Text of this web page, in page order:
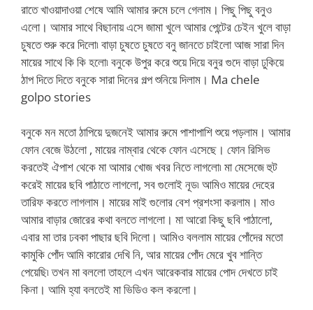
রাতে খাওয়াদাওয়া শেষে আমি আমার রুমে চলে গেলাম। পিছু পিছু বনুও
এলো। আমার সাথে বিছানায় এসে জামা খুলে আমার পেন্টের চেইন খুলে বাড়া
চুষতে শুরু করে দিলো৷ বাড়া চুষতে চুষতে বনু জানতে চাইলো আজ সারা দিন
মায়ের সাথে কি কি হলো৷ বনুকে উপুর করে শুয়ে দিয়ে বনুর গুদে বাড়া ঢুকিয়ে
ঠাপ দিতে দিতে বনুকে সারা দিনের গল্প শুনিয়ে দিলাম। Ma chele
golpo stories
বনুকে মন মতো ঠাপিয়ে দুজনেই আমার রুমে পাশাপাশি শুয়ে পড়লাম। আমার
ফোন বেজে উঠলো , মায়ের নাম্বার থেকে ফোন এসেছে। ফোন রিসিভ
করতেই ঐপাশ থেকে মা আমার খোজ খবর নিতে লাগলো৷ মা মেসেজে হুট
করেই মায়ের ছবি পাঠাতে লাগলো, সব গুলোই নূড৷ আমিও মায়ের দেহের
তারিফ করতে লাগলাম। মায়ের মাই গুলোর বেশ প্রশংসা করলাম। মাও
আমার বাড়ার জোরের কথা বলতে লাগলো। মা আরো কিছু ছবি পাঠালো,
এবার মা তার ঢবকা পাছার ছবি দিলো। আমিও বললাম মায়ের পোঁদের মতো
কামুকি পোঁদ আমি কারোর দেখি নি, আর মায়ের পোঁদ মেরে খুব শান্তি
পেয়েছি৷ তখন মা বললো তাহলে এখন আরেকবার মায়ের পোদ দেখতে চাই
কিনা। আমি হ্যা বলতেই মা ভিডিও কল করলো।